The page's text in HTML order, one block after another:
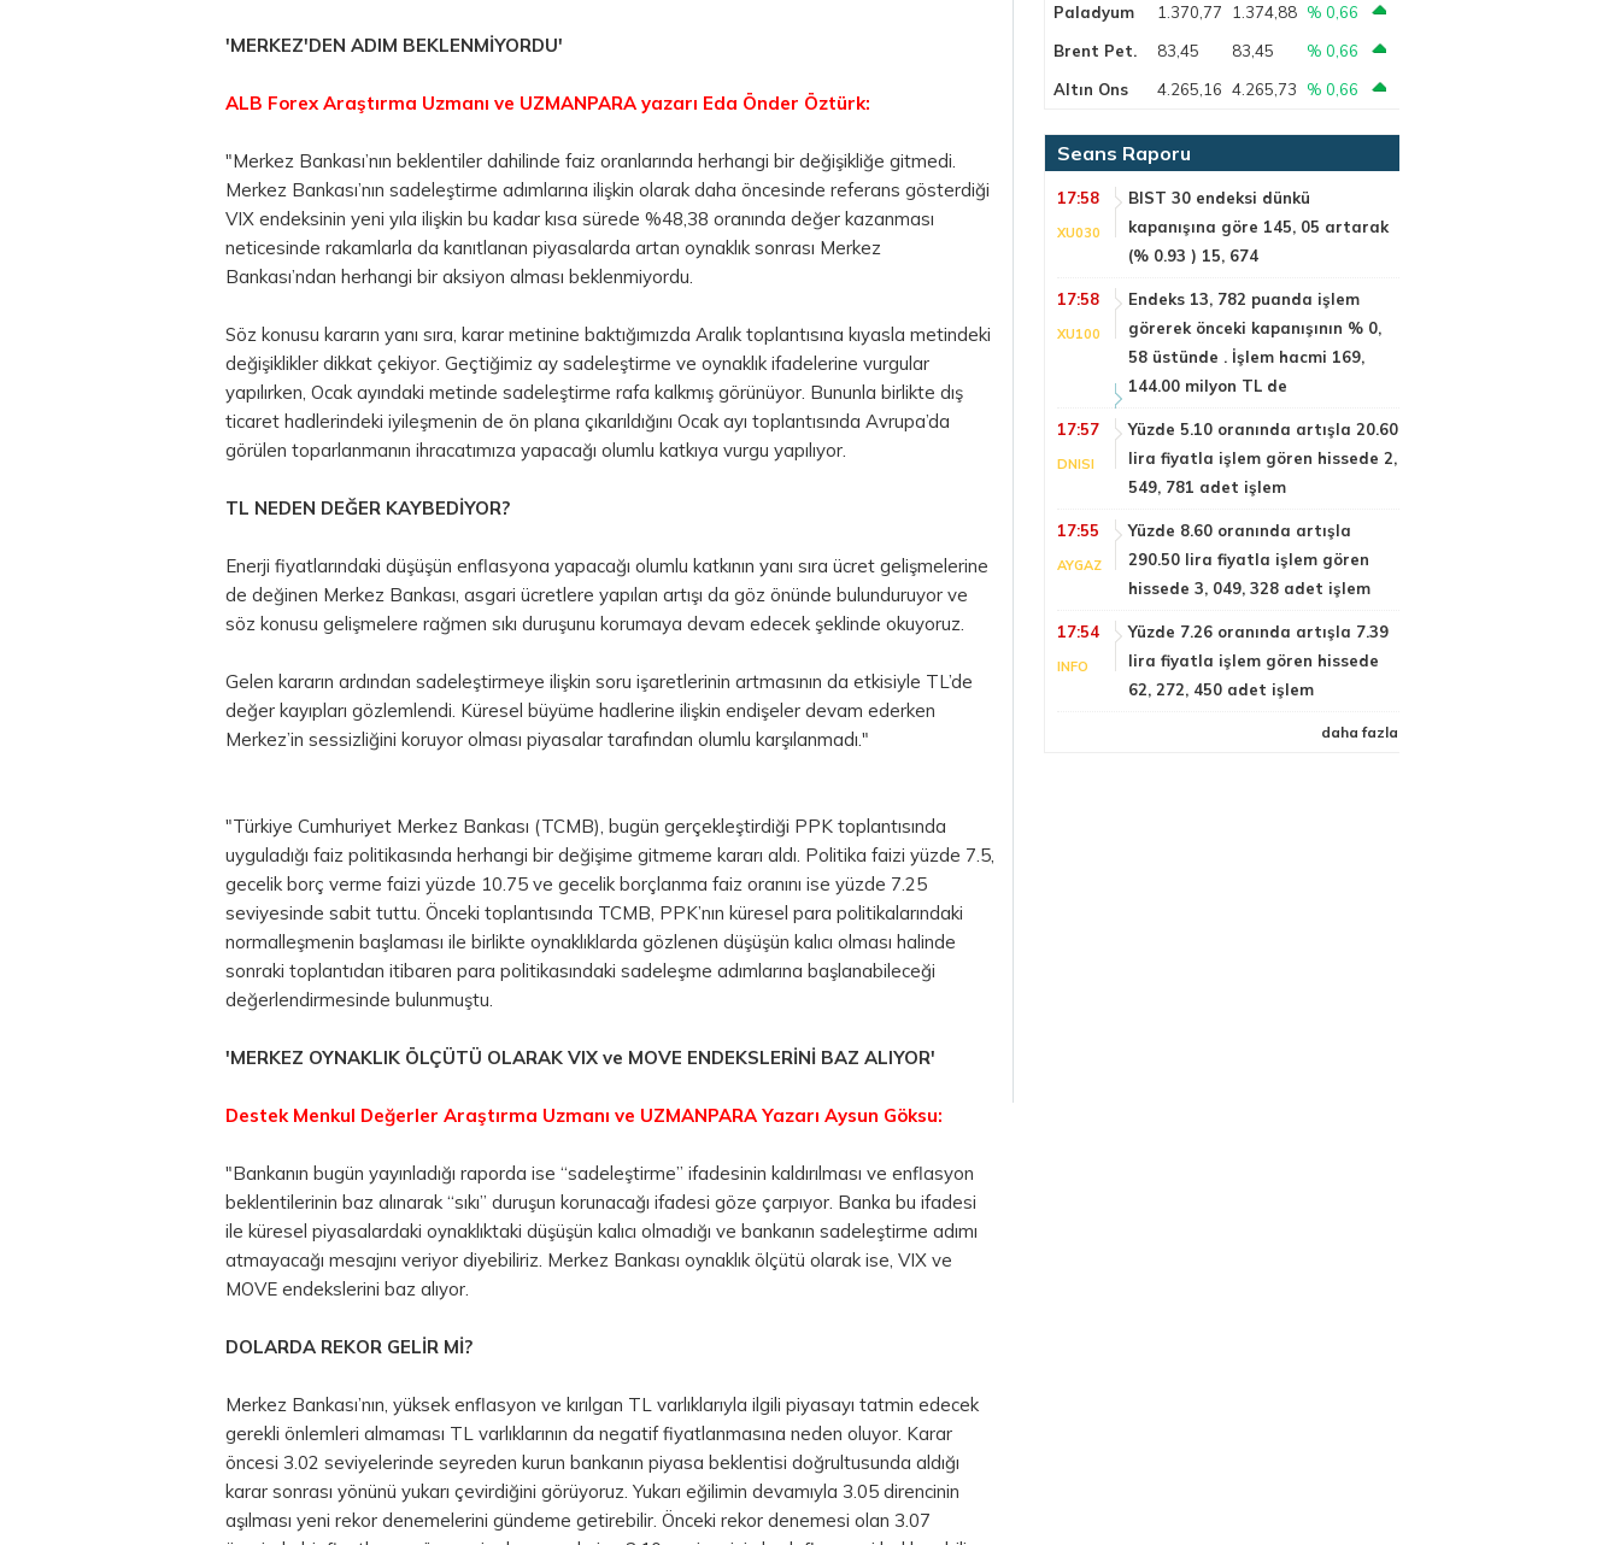
'MERKEZ'DEN ADIM BEKLENMİYORDU'
ALB Forex Araştırma Uzmanı ve UZMANPARA yazarı Eda Önder Öztürk:
"Merkez Bankası’nın beklentiler dahilinde faiz oranlarında herhangi bir değişikliğe gitmedi.
Merkez Bankası’nın sadeleştirme adımlarına ilişkin olarak daha öncesinde referans gösterdiği
VIX endeksinin yeni yıla ilişkin bu kadar kısa sürede %48,38 oranında değer kazanması
neticesinde rakamlarla da kanıtlanan piyasalarda artan oynaklık sonrası Merkez
Bankası’ndan herhangi bir aksiyon alması beklenmiyordu.
Söz konusu kararın yanı sıra, karar metinine baktığımızda Aralık toplantısına kıyasla metindeki
değişiklikler dikkat çekiyor. Geçtiğimiz ay sadeleştirme ve oynaklık ifadelerine vurgular
yapılırken, Ocak ayındaki metinde sadeleştirme rafa kalkmış görünüyor. Bununla birlikte dış
ticaret hadlerindeki iyileşmenin de ön plana çıkarıldığını Ocak ayı toplantısında Avrupa’da
görülen toparlanmanın ihracatımıza yapacağı olumlu katkıya vurgu yapılıyor.
TL NEDEN DEĞER KAYBEDİYOR?
Enerji fiyatlarındaki düşüşün enflasyona yapacağı olumlu katkının yanı sıra ücret gelişmelerine
de değinen Merkez Bankası, asgari ücretlere yapılan artışı da göz önünde bulunduruyor ve
söz konusu gelişmelere rağmen sıkı duruşunu korumaya devam edecek şeklinde okuyoruz.
Gelen kararın ardından sadeleştirmeye ilişkin soru işaretlerinin artmasının da etkisiyle TL’de
değer kayıpları gözlemlendi. Küresel büyüme hadlerine ilişkin endişeler devam ederken
Merkez’in sessizliğini koruyor olması piyasalar tarafından olumlu karşılanmadı."
"Türkiye Cumhuriyet Merkez Bankası (TCMB), bugün gerçekleştirdiği PPK toplantısında
uyguladığı faiz politikasında herhangi bir değişime gitmeme kararı aldı. Politika faizi yüzde 7.5,
gecelik borç verme faizi yüzde 10.75 ve gecelik borçlanma faiz oranını ise yüzde 7.25
seviyesinde sabit tuttu. Önceki toplantısında TCMB, PPK’nın küresel para politikalarındaki
normalleşmenin başlaması ile birlikte oynaklıklarda gözlenen düşüşün kalıcı olması halinde
sonraki toplantıdan itibaren para politikasındaki sadeleşme adımlarına başlanabileceği
değerlendirmesinde bulunmuştu.
'MERKEZ OYNAKLIK ÖLÇÜTÜ OLARAK VIX ve MOVE ENDEKSLERİNİ BAZ ALIYOR'
Destek Menkul Değerler Araştırma Uzmanı ve UZMANPARA Yazarı Aysun Göksu:
"Bankanın bugün yayınladığı raporda ise “sadeleştirme” ifadesinin kaldırılması ve enflasyon
beklentilerinin baz alınarak “sıkı” duruşun korunacağı ifadesi göze çarpıyor. Banka bu ifadesi
ile küresel piyasalardaki oynaklıktaki düşüşün kalıcı olmadığı ve bankanın sadeleştirme adımı
atmayacağı mesajını veriyor diyebiliriz. Merkez Bankası oynaklık ölçütü olarak ise, VIX ve
MOVE endekslerini baz alıyor.
DOLARDA REKOR GELİR Mİ?
Merkez Bankası’nın, yüksek enflasyon ve kırılgan TL varlıklarıyla ilgili piyasayı tatmin edecek
gerekli önlemleri almaması TL varlıklarının da negatif fiyatlanmasına neden oluyor. Karar
öncesi 3.02 seviyelerinde seyreden kurun bankanın piyasa beklentisi doğrultusunda aldığı
karar sonrası yönünü yukarı çevirdiğini görüyoruz. Yukarı eğilimin devamıyla 3.05 direncinin
aşılması yeni rekor denemelerini gündeme getirebilir. Önceki rekor denemesi olan 3.07
Paladyum
1.370,77 1.374,88 % 0,66
Brent Pet.
83,45 83,45
% 0,66
Altın Ons
4.265,16 4.265,73 % 0,66
Seans Raporu
17:58
XU030
BIST 30 endeksi dünkü
kapanışına göre 145, 05 artarak
(% 0.93 ) 15, 674
17:58
XU100
Endeks 13, 782 puanda işlem
görerek önceki kapanışının % 0,
58 üstünde . İşlem hacmi 169,
144.00 milyon TL de
17:57
DNISI
Yüzde 5.10 oranında artışla 20.60
lira fiyatla işlem gören hissede 2,
549, 781 adet işlem
17:55
AYGAZ
Yüzde 8.60 oranında artışla
290.50 lira fiyatla işlem gören
hissede 3, 049, 328 adet işlem
17:54
INFO
Yüzde 7.26 oranında artışla 7.39
lira fiyatla işlem gören hissede
62, 272, 450 adet işlem
daha fazla